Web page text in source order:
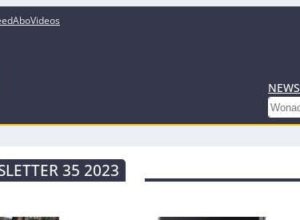
AboVideos
NEWS
Search
35 2023